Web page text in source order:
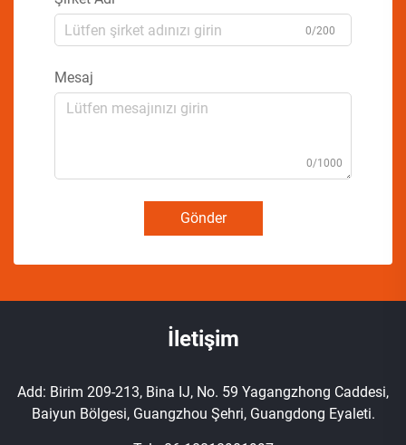
0/200
Mesaj
0/1000
Gönder
İletişim
Add: Birim 209-213, Bina IJ, No. 59 Yagangzhong Caddesi,
Baiyun Bölgesi, Guangzhou Şehri, Guangdong Eyaleti.